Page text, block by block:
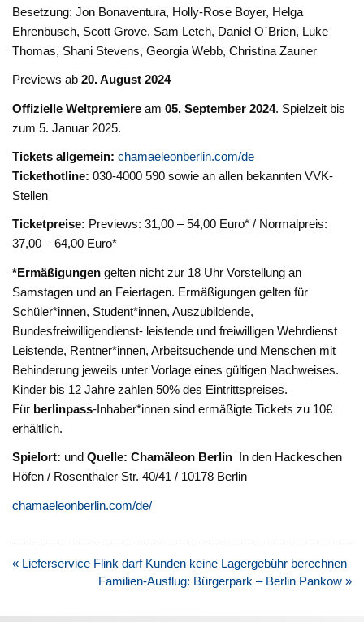
Besetzung: Jon Bonaventura, Holly-Rose Boyer, Helga
Ehrenbusch, Scott Grove, Sam Letch, Daniel O´Brien, Luke
Thomas, Shani Stevens, Georgia Webb, Christina Zauner
Previews ab20. August 2024
Offizielle Weltpremiere am05. September 2024. Spielzeit bis
zum 5. Januar 2025.
Tickets allgemein:chamaeleonberlin.com/de
Tickethotline:030-4000 590 sowie an allen bekannten VVK-
Stellen
Ticketpreise: Previews: 31,00 – 54,00 Euro* / Normalpreis:
37,00 – 64,00 Euro*
*Ermäßigungengelten nicht zur 18 Uhr Vorstellung an
Samstagen und an Feiertagen. Ermäßigungen gelten für
Schüler*innen, Student*innen, Auszubildende,
Bundesfreiwilligendienst- leistende und freiwilligen Wehrdienst
Leistende, Rentner*innen, Arbeitsuchende und Menschen mit
Behinderung jeweils unter Vorlage eines gültigen Nachweises.
Kinder bis 12 Jahre zahlen 50% des Eintrittspreises.
Für berlinpass-Inhaber*innen sind ermäßigte Tickets zu 10€
erhältlich.
Spielort: undQuelle: Chamäleon Berlin In den Hackeschen
Höfen / Rosenthaler Str. 40/41 / 10178 Berlin
chamaeleonberlin.com/de/
Beitragsnavigation
« Lieferservice Flink darf Kunden keine Lagergebühr berechnen
Familien-Ausflug: Bürgerpark – Berlin Pankow »